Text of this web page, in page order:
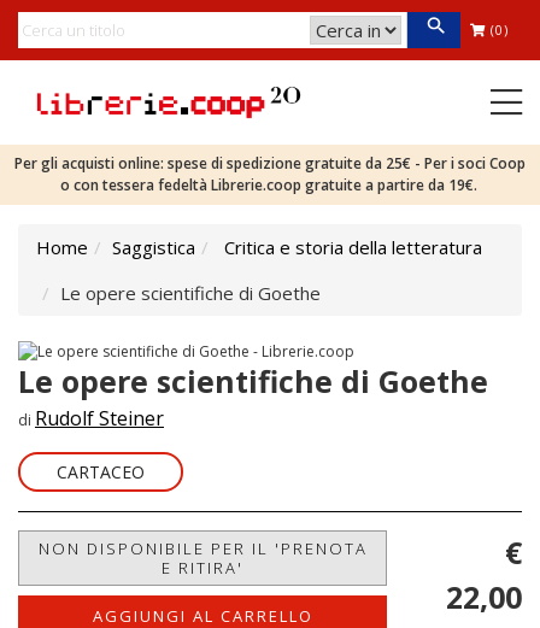
(0)
Per gli acquisti online: spese di spedizione gratuite da 25€ - Per i soci Coop
o con tessera fedeltà Librerie.coop gratuite a partire da 19€.
Home Saggistica
Critica e storia della letteratura
Le opere scientifiche di Goethe
Le opere scientifiche di Goethe
di Rudolf Steiner
CARTACEO
NON DISPONIBILE PER IL 'PRENOTA
E RITIRA'
AGGIUNGI AL CARRELLO
€
22,00